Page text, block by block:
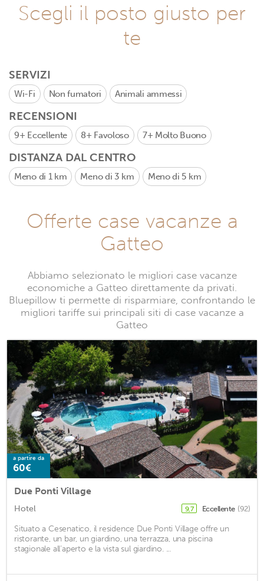
Scegli il posto giusto per
te
SERVIZI
Wi-Fi Non fumatori Animali ammessi
RECENSIONI
9+ Eccellente 8+ Favoloso 7+ Molto Buono
DISTANZA DAL CENTRO
Meno di 1 km Meno di 3 km Meno di 5 km
Offerte case vacanze a
Gatteo
Abbiamo selezionato le migliori case vacanze
economiche a Gatteo direttamente da privati.
Bluepillow ti permette di risparmiare, confrontando le
migliori tariffe sui principali siti di case vacanze a
Gatteo
a partire da
60€
Due Ponti Village
Hotel 9,7 Eccellente (92)
Situato a Cesenatico, il residence Due Ponti Village offre un
ristorante, un bar, un giardino, una terrazza, una piscina
stagionale all’aperto e la vista sul giardino. ...